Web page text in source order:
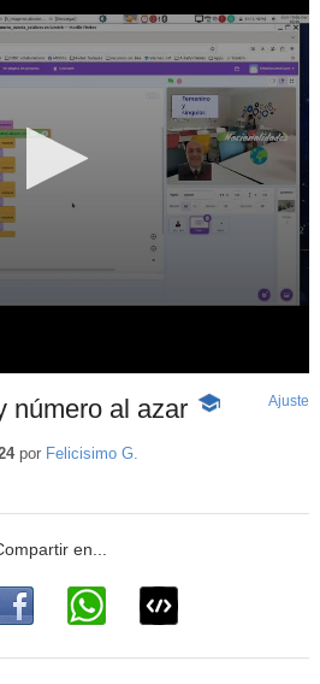
número al azar -
Ajuste
por Felicisimo G.